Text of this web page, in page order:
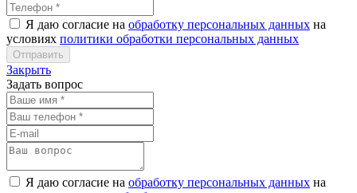
Я даю согласие на обработку персональных данных на
условиях политики обработки персональных данных
Закрыть
Задать вопрос
Я даю согласие на обработку персональных данных на